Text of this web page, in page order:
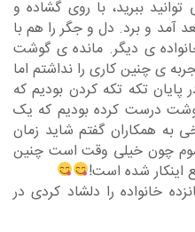
ببرید، با روی گشاده و
آمد و برد. دل و جگر را هم با
ی دیگر. مانده ی گوشت
ی چنین کاری را نداشتم اما
پایان تکه تکه کردن بودیم که
درست کرده بودیم که یک
به همکاران گفتم شاید زمان
شوم چون خیلی وقت است چنین
اینکار شده است!
خانواده را دلشاد کردی در